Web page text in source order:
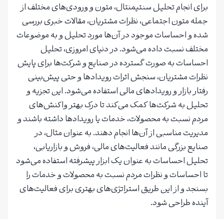
برای انجام تحلیل سنتیمنتال، متون و ورودی‌های مختلف از
جمله متون اجتماعی، نظرات مشتریان، مقالات خبری بررسی
شده و احساسات موجود در آن‌ها مورد تحلیل و به موضوعات
مختلف نسبت داده می‌شود. در دنیای امروزی، تحلیل
احساسات به صورت گسترده در صنایع و شرکت‌ها برای پایش
نظرات مشتریان، سنجش اثرات رویدادها و حتی پیش‌بینی
رفتار بازار و رویدادهای مالی استفاده می‌شود. این تجزیه و
تحلیل به شرکت‌ها کمک می‌کند تا درک بهتر واکنش‌های
مردم نسبت به محصولات، خدمات یا رویدادها داشته باشند و
مدیریت مناسبی از آن‌ها انجام دهند. به عنوان مثال، در
صنایع بزرگی مانند فعالیت‌های مالی، فروش و بازاریابی،
تحلیل احساسات به عنوان یک ابزار پیشرفته استفاده می‌شود
تا احساسات و نظرات مردم نسبت به محصولات و خدمات را
بسنجد و از این طریق استراتژی‌های بهتری برای فعالیت‌های
آینده طراحی شود.